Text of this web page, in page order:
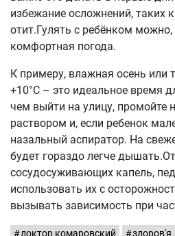
избежание осложнений, таких
отит.Гулять с ребёнком можно,
комфортная погода.
К примеру, влажная осень или
+10°C – это идеальное время
чем выйти на улицу, промойте
раствором и, если ребенок
назальный аспиратор. На
будет гораздо легче
сосудосуживающих капель,
использовать их с
вызывать зависимость при
доктор комаровский здоров'я